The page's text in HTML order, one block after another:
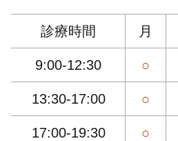
診療時間 月
9:00-12:30 ○
13:30-17:00 ○
17:00-19:30 ○